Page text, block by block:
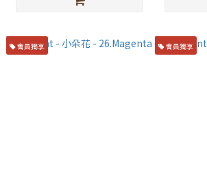
會員獨享 會員獨享